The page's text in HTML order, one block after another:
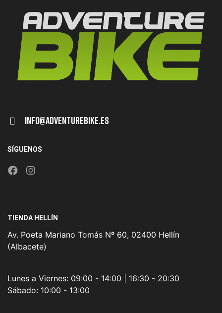
Info@adventurebike.es
SÍGUENOS
TIENDA HELLÍN
Av. Poeta Mariano Tomás Nº 60, 02400 Hellín
(Albacete)
Lunes a Viernes: 09:00 - 14:00 | 16:30 - 20:30
Sábado: 10:00 - 13:00